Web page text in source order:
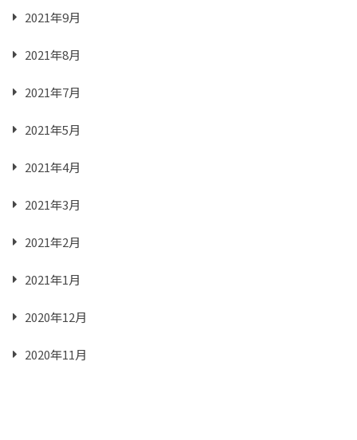
2021年9月
2021年8月
2021年7月
2021年5月
2021年4月
2021年3月
2021年2月
2021年1月
2020年12月
2020年11月